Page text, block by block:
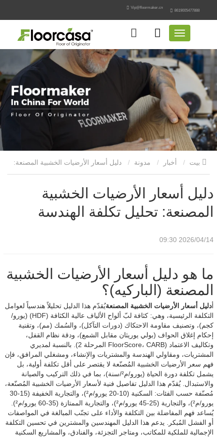
8619005477888
Vip@floormaker.cn
أخبار مدونة دليل أسعار الأرضيات الخشبية المصنعة:
تحليل تكلفة الهندسة
دليل أسعار الأرضيات الخشبية
المصنعة: تحليل تكلفة الهندسة
2026/04/14 09:30
ما هو دليل أسعار الأرضيات الخشبية
المصنعة (الباركيه)؟
أدليل أسعار الأرضيات الخشبية المصنعةيُقدّم هذا الدليل تحليلاً هندسياً لعوامل
التكلفة الرئيسية، وهي: كثافة لبّ ألواح الألياف عالية الكثافة (HDF) (يورو/
كجم)، وتصنيف مقاومة الاحتكاك (دورات التآكل)، والسُمك (مم)، وتقنية
إحكام إغلاق الحواف (بولي يوريثان مقابل الشمع)، ودقة نظام القفل،
وتكاليف الاعتماد (FloorScore، CARB المرحلة 2). بالنسبة لمديري
المشتريات، ومقاولي الهندسة والمشتريات والإنشاء، ومشغلي المرافق، فإن
فهم سعر الأرضيات الخشبية المُصنّعة لا يقتصر على أقل تكلفة أولية، بل
يشمل تكلفة دورة الحياة (يورو/م²/سنة)، بما في ذلك التركيب والصيانة
والاستبدال. يُقدّم هذا الدليل تفاصيل فنية لأسعار الأرضيات الخشبية المُصنّعة،
مُصنّفة حسب الفئات: السكنية (10-20 يورو/م²)، والتجارية الخفيفة (15-30
يورو/م²)، والتجارية (25-45 يورو/م²)، والتجارية الممتازة (35-60 يورو/م²).
يُساعد فهم المفاضلة بين التكلفة والأداء على تجنّب المبالغة في المواصفات
أو الفشل المُبكر. يدعم هذا الدليل المهندسين والمشترين في تحسين التكلفة
الإجمالية للملكية للمكاتب، ومتاجر التجزئة، والفنادق، والمشاريع السكنية